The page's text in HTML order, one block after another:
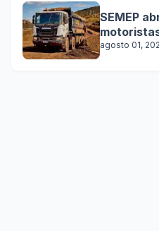
SEMEP
agosto 01,